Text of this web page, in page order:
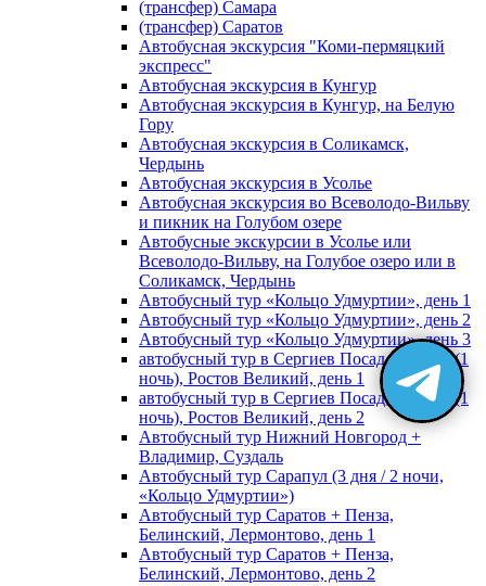
(трансфер) Самара
(трансфер) Саратов
Автобусная экскурсия "Коми-пермяцкий
экспресс"
Автобусная экскурсия в Кунгур
Автобусная экскурсия в Кунгур, на Белую
Гору
Автобусная экскурсия в Соликамск,
Чердынь
Автобусная экскурсия в Усолье
Автобусная экскурсия во Всеволодо-Вильву
и пикник на Голубом озере
Автобусные экскурсии в Усолье или
Всеволодо-Вильву, на Голубое озеро или в
Соликамск, Чердынь
Автобусный тур «Кольцо Удмуртии», день 1
Автобусный тур «Кольцо Удмуртии», день 2
Автобусный тур «Кольцо Удмуртии», день 3
автобусный тур в Сергиев Посад, Москву (1
ночь), Ростов Великий, день 1
автобусный тур в Сергиев Посад, Москву (1
ночь), Ростов Великий, день 2
Автобусный тур Нижний Новгород +
Владимир, Суздаль
Автобусный тур Сарапул (3 дня / 2 ночи,
«Кольцо Удмуртии»)
Автобусный тур Саратов + Пенза,
Белинский, Лермонтово, день 1
Автобусный тур Саратов + Пенза,
Белинский, Лермонтово, день 2